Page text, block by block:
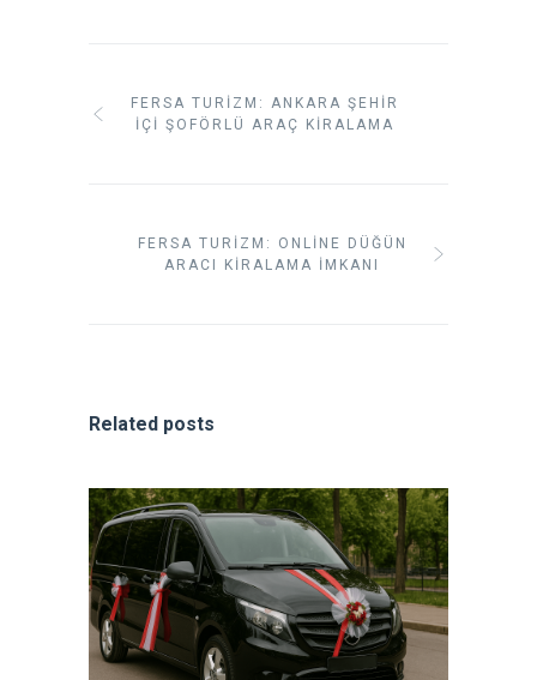
FERSA TURIZM: ANKARA ŞEHIR
İÇI ŞOFÖRLÜ ARAÇ KIRALAMA
FERSA TURIZM: ONLINE DÜĞÜN
ARACI KIRALAMA İMKANI
Related posts